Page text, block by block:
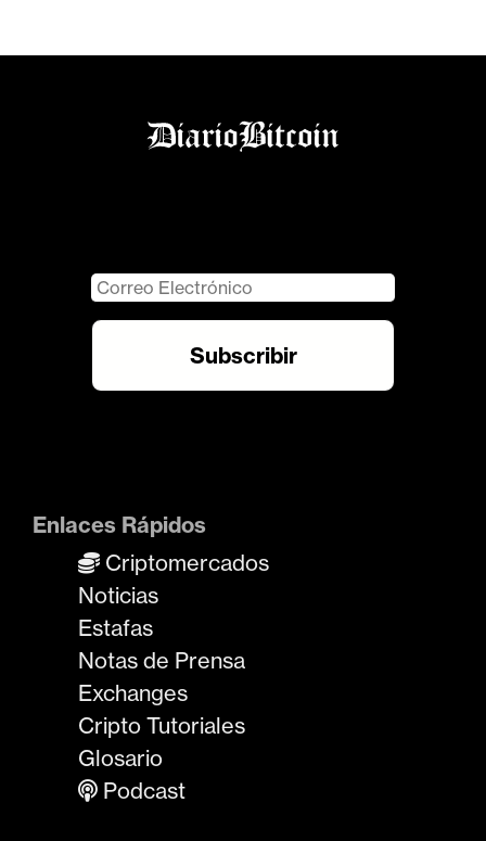
Enlaces Rápidos
Criptomercados
Noticias
Estafas
Notas de Prensa
Exchanges
Cripto Tutoriales
Glosario
Podcast